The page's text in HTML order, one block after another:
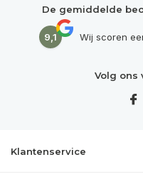
De gemiddelde
9,1 Wij scoren
Volg ons
Klantenservice